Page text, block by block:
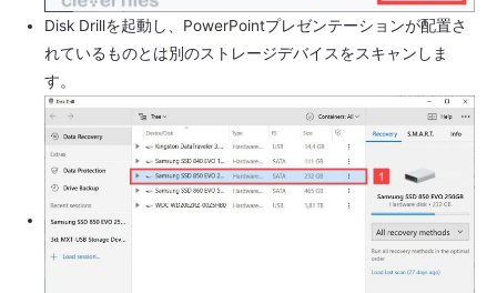
Disk Drillを起動し、PowerPointプレゼンテーションが配置さ
れているものとは別のストレージデバイスをスキャンしま
す。